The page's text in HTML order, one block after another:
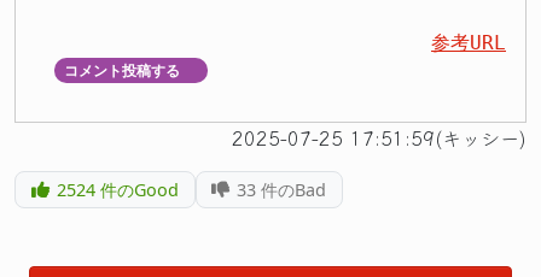
参考URL
コメント投稿する
2025-07-25 17:51:59(キッシー)
2524件のGood 33 件のBad